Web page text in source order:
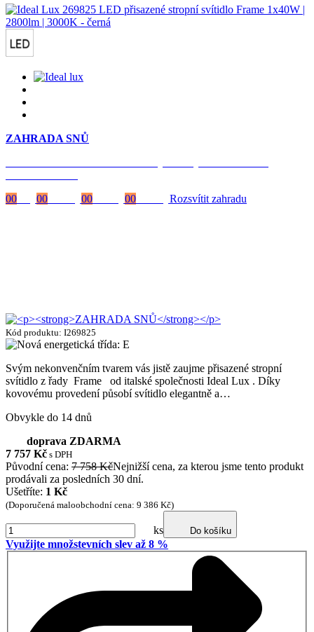
ZAHRADA SNŮ
00
00 00 00 Rozsvítit zahradu
Kód produktu: I269825
Svým nekonvenčním tvarem vás jistě zaujme přisazené stropní
svítidlo z řady Frame od italské společnosti Ideal Lux . Díky
kovovému provedení působí svítidlo elegantně a…
Obvykle do 14 dnů
doprava ZDARMA
7 757 Kč s DPH
Původní cena: 7 758 KčNejnižší cena, za kterou jsme tento produkt
prodávali za posledních 30 dní.
Ušetříte: 1 Kč
(Doporučená maloobchodní cena: 9 386 Kč)
ks Do košíku
Využijte množstevních slev až 8 %